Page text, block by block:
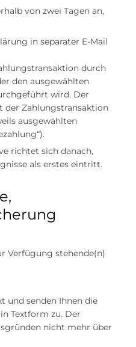
von zwei Tagen an,
in separater E-Mail
durch
den ausgewählten
wird. Der
Zahlungstransaktion
ausgewählten
richtet sich danach,
als erstes eintritt.
Verfügung stehende(n)
und senden Ihnen die
Textform zu. Der
nicht mehr über